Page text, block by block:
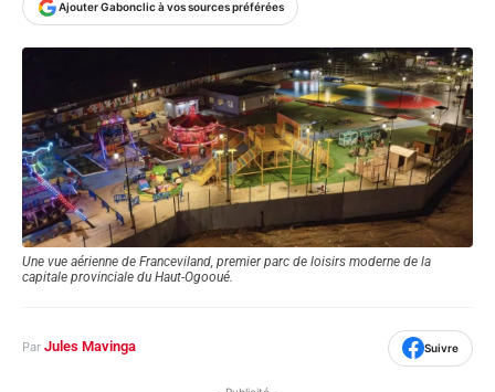
Ajouter Gabonclic à vos sources préférées
Une vue aérienne de Franceviland, premier parc de loisirs moderne de la
capitale provinciale du Haut-Ogooué.
Par Jules Mavinga Suivre